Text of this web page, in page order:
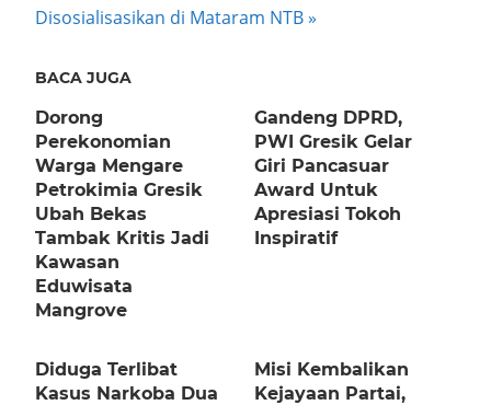
Post:
Disosialisasikan di Mataram NTB
BACA JUGA
Dorong
Perekonomian
Warga Mengare
Petrokimia Gresik
Ubah Bekas
Tambak Kritis Jadi
Kawasan
Eduwisata
Mangrove
Gandeng DPRD,
PWI Gresik Gelar
Giri Pancasuar
Award Untuk
Apresiasi Tokoh
Inspiratif
Diduga Terlibat
Kasus Narkoba Dua
Misi Kembalikan
Kejayaan Partai,